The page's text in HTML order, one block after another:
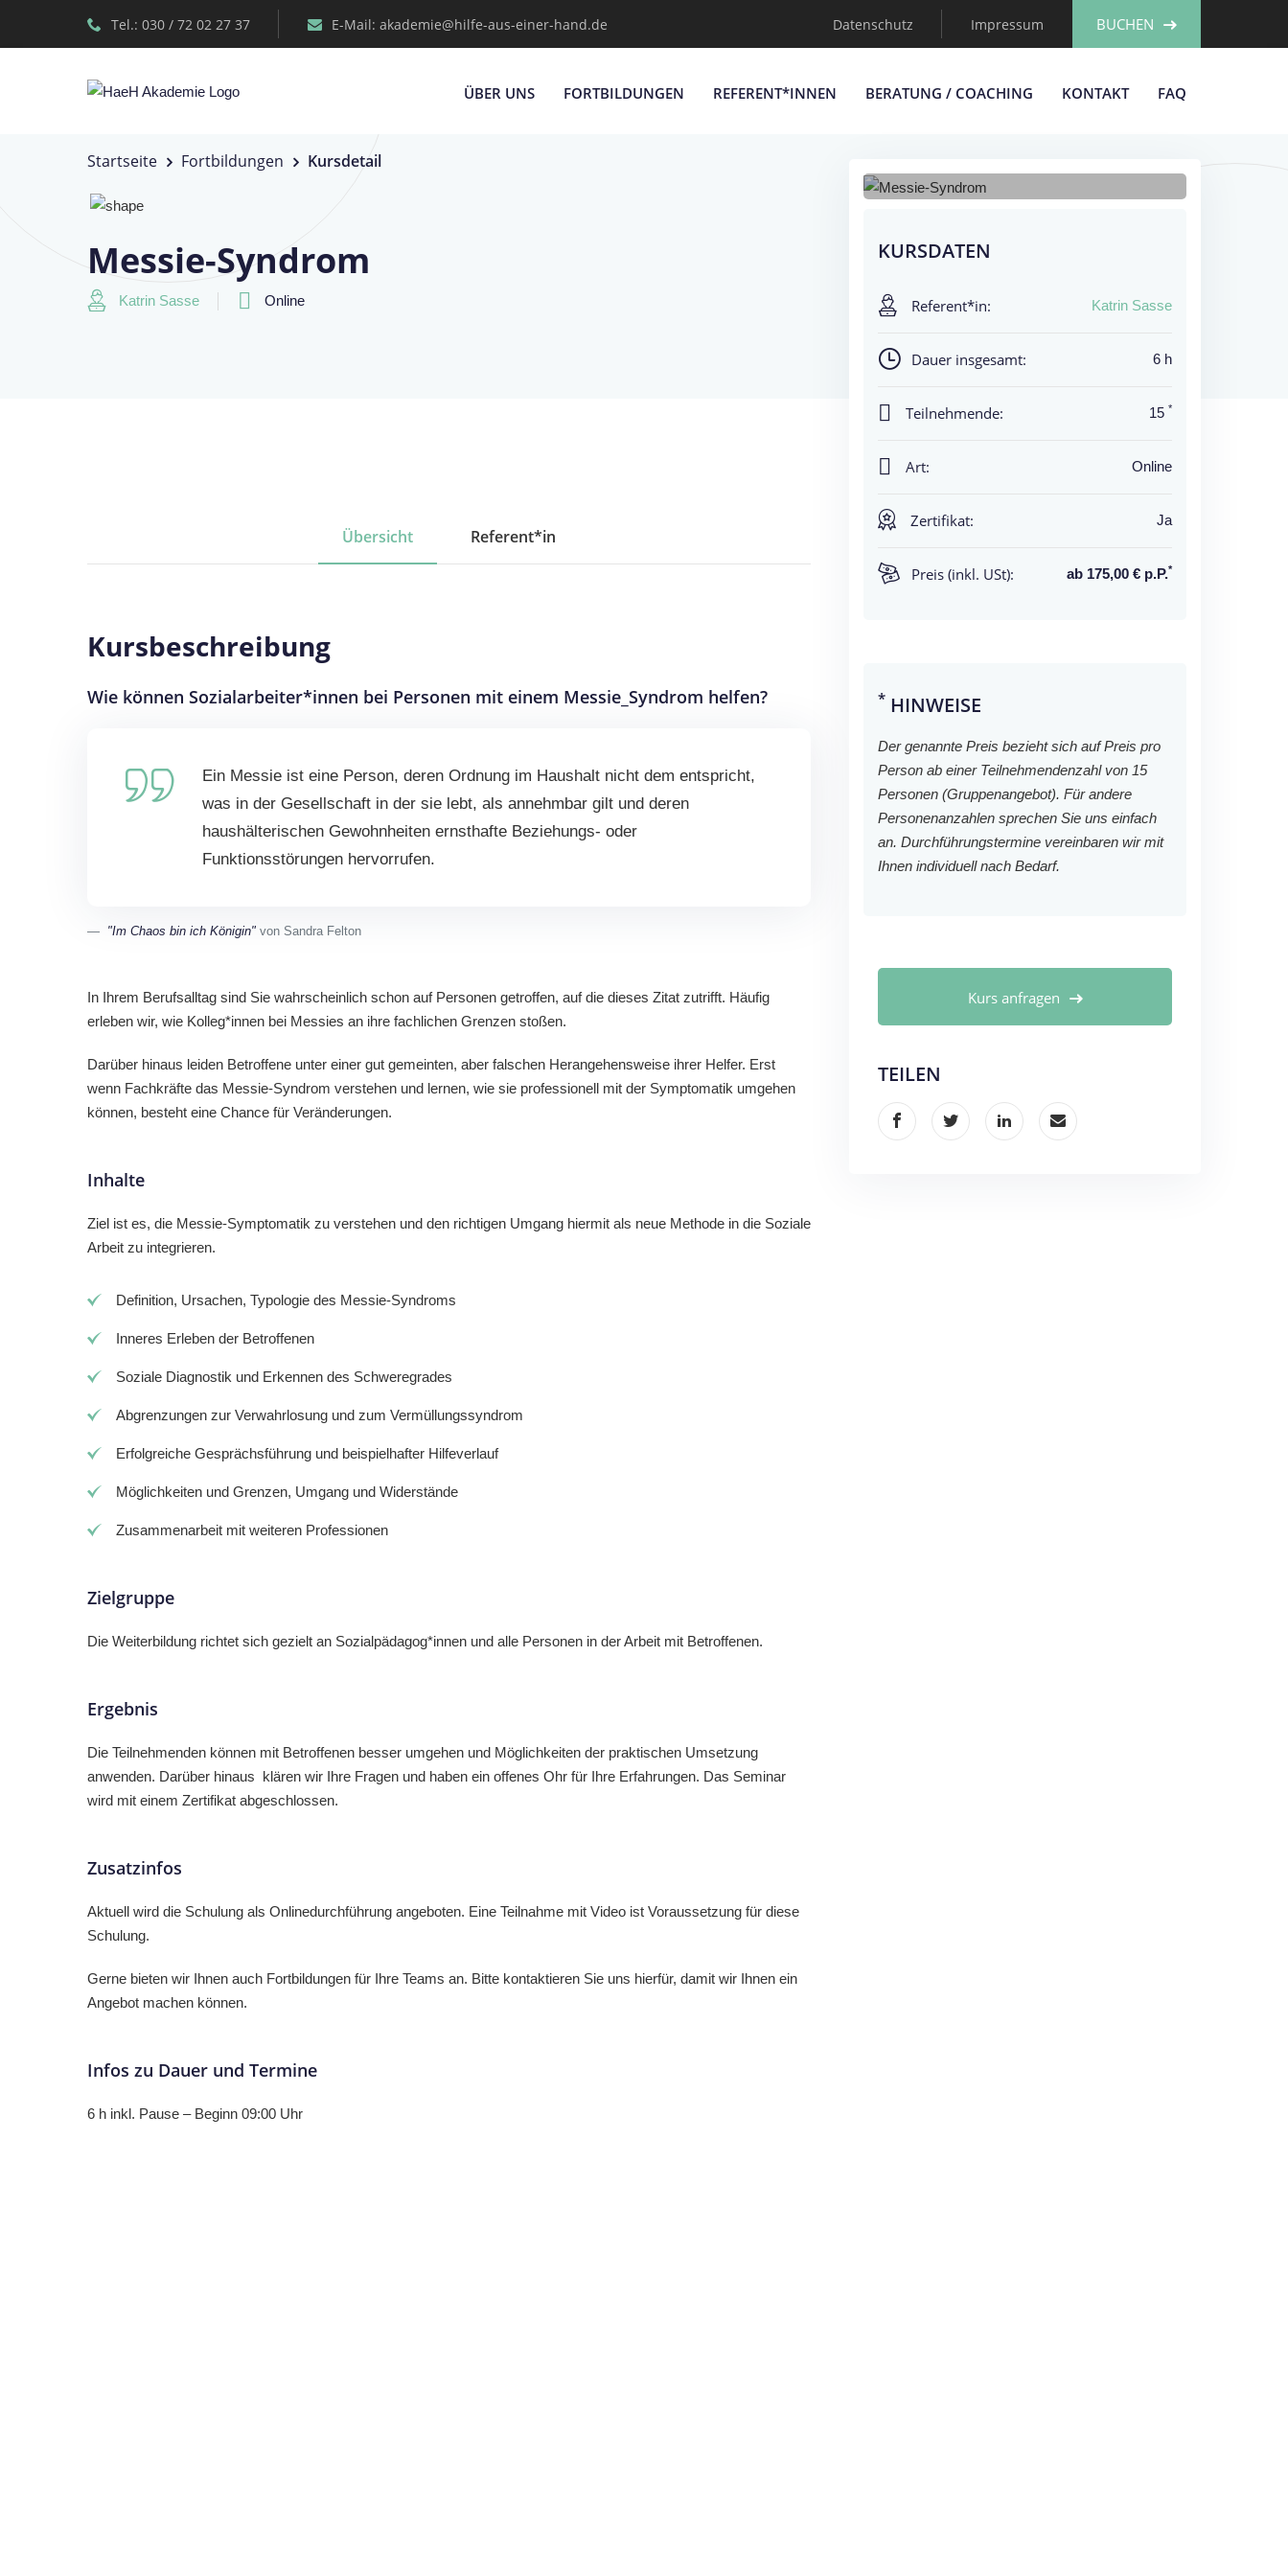
Tel.: 030 / 72 02 27 37 E-Mail: akademie@hilfe-aus-einer-hand.de Datenschutz Impressum BUCHEN
ÜBER UNS FORTBILDUNGEN REFERENT*INNEN BERATUNG / COACHING KONTAKT FAQ
Startseite Fortbildungen Kursdetail
Messie-Syndrom
Katrin Sasse Online
Übersicht Referent*in
Kursbeschreibung
Wie können Sozialarbeiter*innen bei Personen mit einem Messie_Syndrom helfen?
Ein Messie ist eine Person, deren Ordnung im Haushalt nicht dem entspricht,
was in der Gesellschaft in der sie lebt, als annehmbar gilt und deren
haushälterischen Gewohnheiten ernsthafte Beziehungs- oder
Funktionsstörungen hervorrufen.
"Im Chaos bin ich Königin"von Sandra Felton
In Ihrem Berufsalltag sind Sie wahrscheinlich schon auf Personen getroffen, auf die dieses Zitat zutrifft. Häufig
erleben wir, wie Kolleg*innen bei Messies an ihre fachlichen Grenzen stoßen.
Darüber hinaus leiden Betroffene unter einer gut gemeinten, aber falschen Herangehensweise ihrer Helfer. Erst
wenn Fachkräfte das Messie-Syndrom verstehen und lernen, wie sie professionell mit der Symptomatik umgehen
können, besteht eine Chance für Veränderungen.
Inhalte
Ziel ist es, die Messie-Symptomatik zu verstehen und den richtigen Umgang hiermit als neue Methode in die Soziale
Arbeit zu integrieren.
Definition, Ursachen, Typologie des Messie-Syndroms
Inneres Erleben der Betroffenen
Soziale Diagnostik und Erkennen des Schweregrades
Abgrenzungen zur Verwahrlosung und zum Vermüllungssyndrom
Erfolgreiche Gesprächsführung und beispielhafter Hilfeverlauf
Möglichkeiten und Grenzen, Umgang und Widerstände
Zusammenarbeit mit weiteren Professionen
Zielgruppe
Die Weiterbildung richtet sich gezielt an Sozialpädagog*innen und alle Personen in der Arbeit mit Betroffenen.
Ergebnis
Die Teilnehmenden können mit Betroffenen besser umgehen und Möglichkeiten der praktischen Umsetzung
anwenden. Darüber hinaus klären wir Ihre Fragen und haben ein offenes Ohr für Ihre Erfahrungen. Das Seminar
wird mit einem Zertifikat abgeschlossen.
Zusatzinfos
Aktuell wird die Schulung als Onlinedurchführung angeboten. Eine Teilnahme mit Video ist Voraussetzung für diese
Schulung.
Gerne bieten wir Ihnen auch Fortbildungen für Ihre Teams an. Bitte kontaktieren Sie uns hierfür, damit wir Ihnen ein
Angebot machen können.
Infos zu Dauer und Termine
6 h inkl. Pause – Beginn 09:00 Uhr
KURSDATEN
Referent*in: Katrin Sasse
Dauer insgesamt: 6 h
Teilnehmende: 15*
Art: Online
Zertifikat: Ja
Preis (inkl. USt): ab 175,00 € p.P.*
*HINWEISE
Der genannte Preis bezieht sich auf Preis pro
Person ab einer Teilnehmendenzahl von 15
Personen (Gruppenangebot). Für andere
Personenanzahlen sprechen Sie uns einfach
an. Durchführungstermine vereinbaren wir mit
Ihnen individuell nach Bedarf.
Kurs anfragen
TEILEN